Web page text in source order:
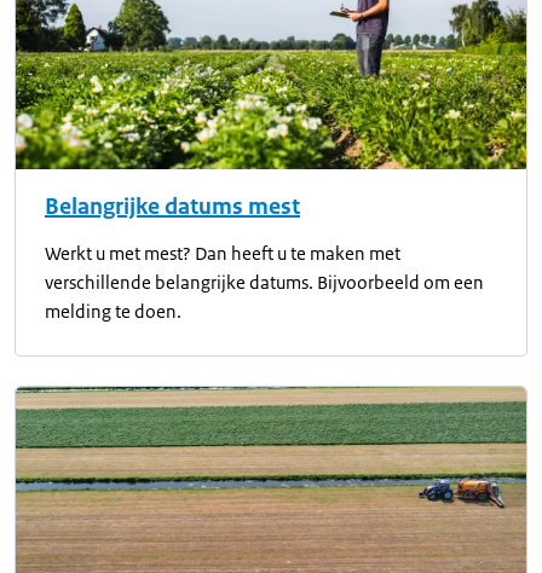
Belangrijke datums mest
Werkt u met mest? Dan heeft u te maken met
verschillende belangrijke datums. Bijvoorbeeld om een
melding te doen.